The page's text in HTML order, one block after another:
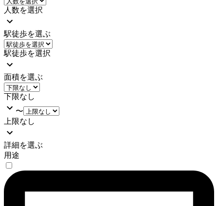
人数を選択
駅徒歩を選ぶ
駅徒歩を選択
面積を選ぶ
下限なし
〜
上限なし
詳細を選ぶ
用途